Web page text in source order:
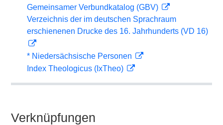
Gemeinsamer Verbundkatalog (GBV)
Verzeichnis der im deutschen Sprachraum
erschienenen Drucke des 16. Jahrhunderts (VD 16)
* Niedersächsische Personen
Index Theologicus (IxTheo)
Verknüpfungen